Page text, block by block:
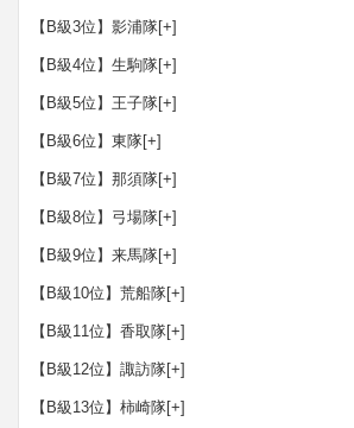
【B級3位】影浦隊[+]
【B級4位】生駒隊[+]
【B級5位】王子隊[+]
【B級6位】東隊[+]
【B級7位】那須隊[+]
【B級8位】弓場隊[+]
【B級9位】来馬隊[+]
【B級10位】荒船隊[+]
【B級11位】香取隊[+]
【B級12位】諏訪隊[+]
【B級13位】柿崎隊[+]